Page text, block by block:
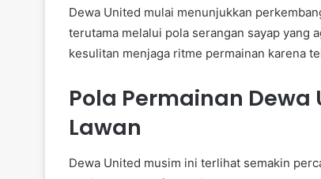
Dewa United mulai menunjukkan
terutama melalui pola serangan sayap yang
kesulitan menjaga ritme permainan karena
Pola Permainan
Lawan
Dewa United musim ini terlihat semakin